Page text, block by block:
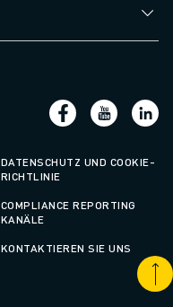
DATENSCHUTZ UND COOKIE-
RICHTLINIE
COMPLIANCE REPORTING
KANÄLE
KONTAKTIEREN SIE UNS